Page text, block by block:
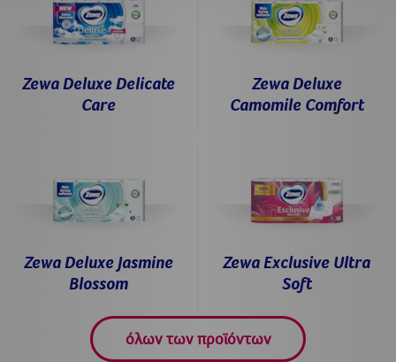
Zewa Deluxe Delicate
Care
Zewa Deluxe
Camomile Comfort
Zewa Deluxe Jasmine
Blossom
Zewa Exclusive Ultra
Soft
όλων των προϊόντων